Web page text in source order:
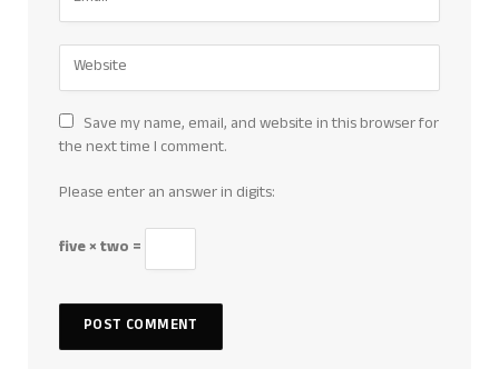
Save my name, email, and website in this browser for
the next time I comment.
Please enter an answer in digits:
five × two =